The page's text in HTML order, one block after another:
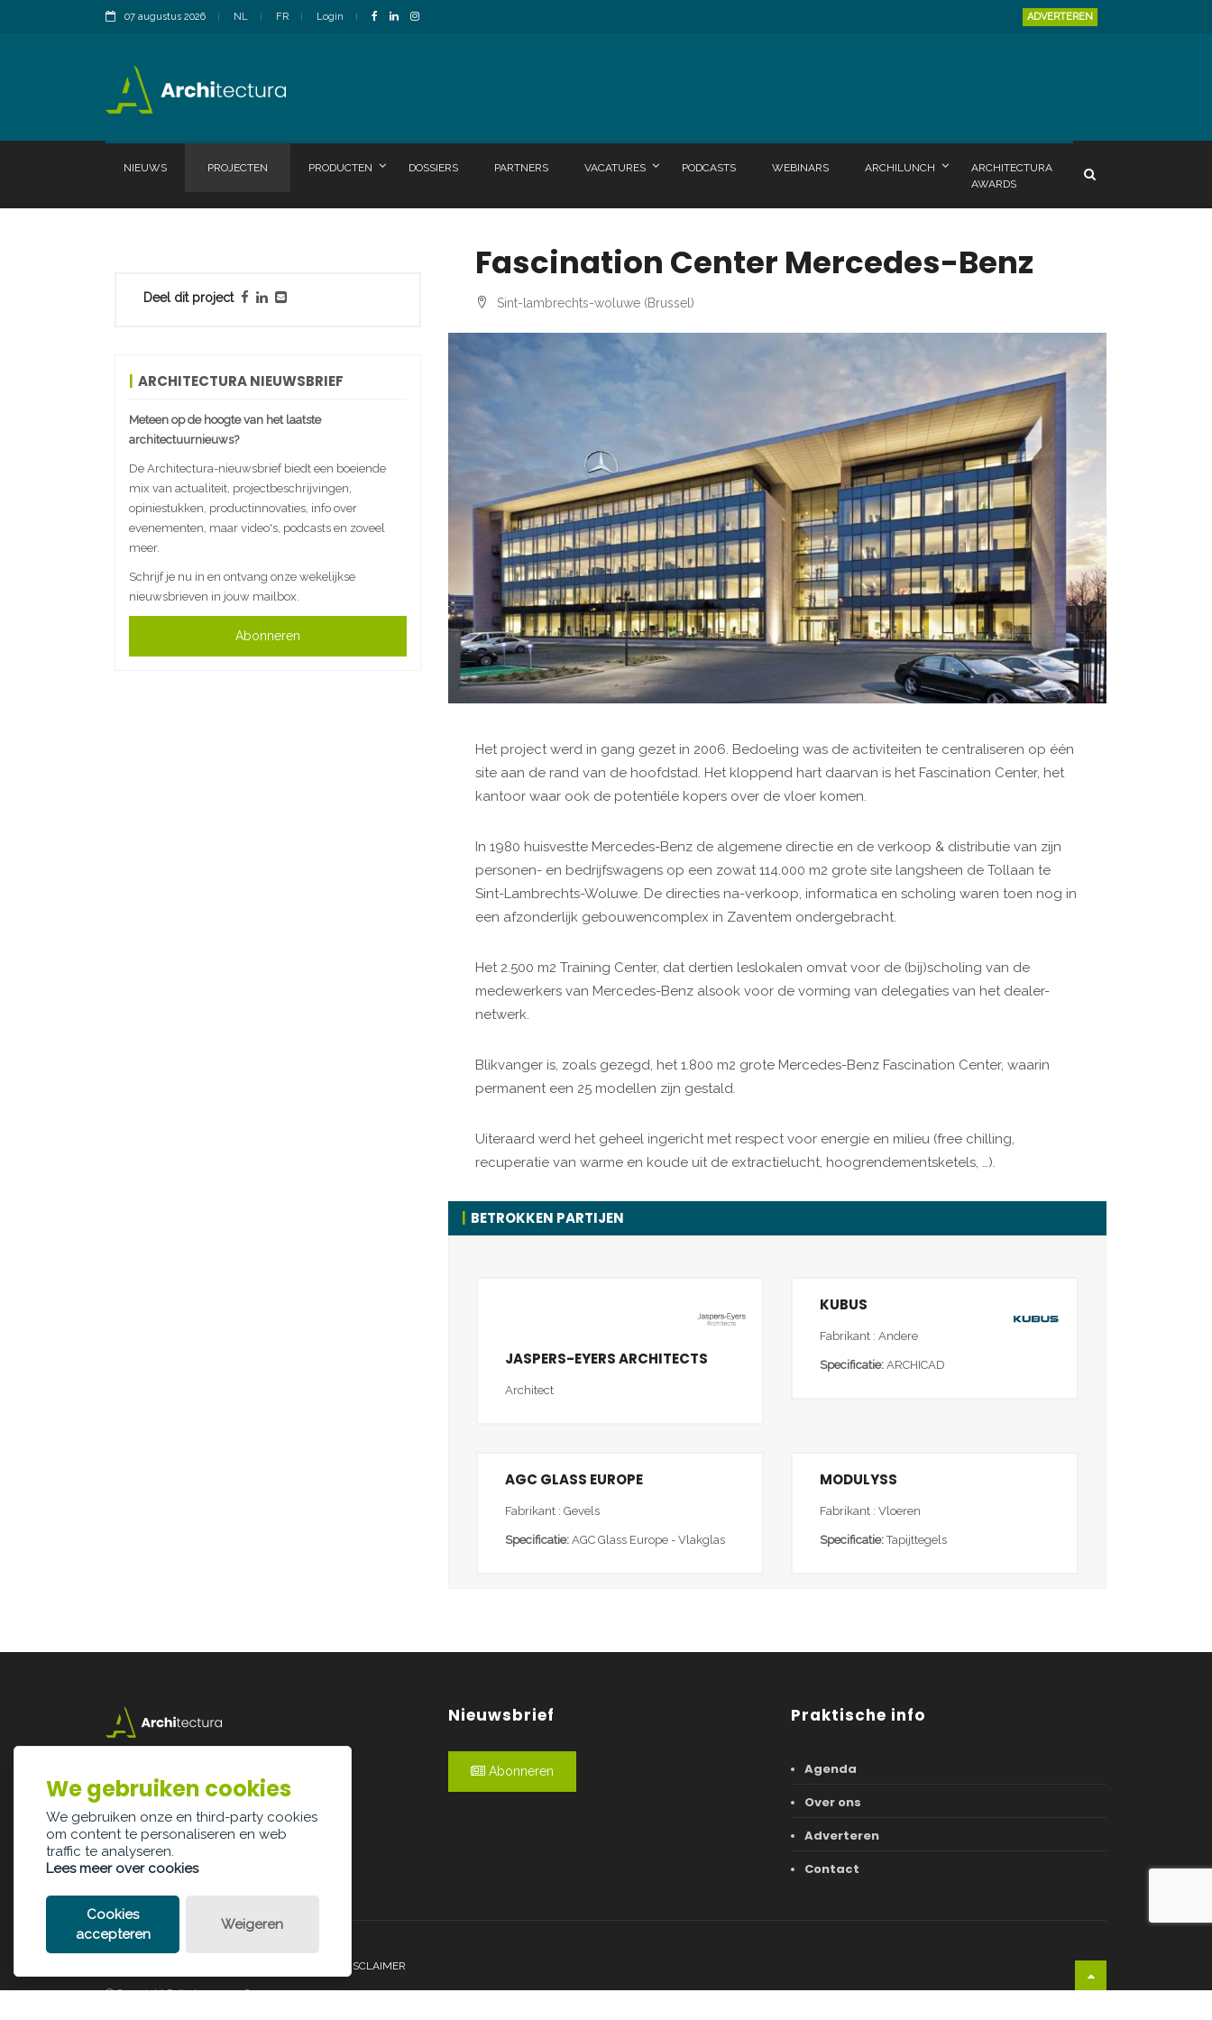
07 augustus 2026 NL FR Login ADVERTEREN
NIEUWS PROJECTEN PRODUCTEN DOSSIERS PARTNERS VACATURES PODCASTS WEBINARS ARCHILUNCH
ARCHITECTURA
AWARDS
Deel dit project
ARCHITECTURA NIEUWSBRIEF
Meteen op de hoogte van het laatste
architectuurnieuws?
De Architectura-nieuwsbrief biedt een boeiende
mix van actualiteit, projectbeschrijvingen,
opiniestukken, productinnovaties, info over
evenementen, maar video's, podcasts en zoveel
meer.
Schrijf je nu in en ontvang onze wekelijkse
nieuwsbrieven in jouw mailbox.
Abonneren
Fascination Center Mercedes-Benz
Sint-lambrechts-woluwe (Brussel)
Het project werd in gang gezet in 2006. Bedoeling was de activiteiten te centraliseren op één
site aan de rand van de hoofdstad. Het kloppend hart daarvan is het Fascination Center, het
kantoor waar ook de potentiële kopers over de vloer komen.
In 1980 huisvestte Mercedes-Benz de algemene directie en de verkoop & distributie van zijn
personen- en bedrijfswagens op een zowat 114.000 m2 grote site langsheen de Tollaan te
Sint-Lambrechts-Woluwe. De directies na-verkoop, informatica en scholing waren toen nog in
een afzonderlijk gebouwencomplex in Zaventem ondergebracht.
Het 2.500 m2 Training Center, dat dertien leslokalen omvat voor de (bij)scholing van de
medewerkers van Mercedes-Benz alsook voor de vorming van delegaties van het dealer-
netwerk.
Blikvanger is, zoals gezegd, het 1.800 m2 grote Mercedes-Benz Fascination Center, waarin
permanent een 25 modellen zijn gestald.
Uiteraard werd het geheel ingericht met respect voor energie en milieu (free chilling,
recuperatie van warme en koude uit de extractielucht, hoogrendementsketels, …).
BETROKKEN PARTIJEN
JASPERS-EYERS ARCHITECTS
Architect
KUBUS
Fabrikant : Andere
Specificatie: ARCHICAD
AGC GLASS EUROPE
Fabrikant : Gevels
Specificatie: AGC Glass Europe - Vlakglas
MODULYSS
Fabrikant : Vloeren
Specificatie:Tapijttegels
3500 Hasselt
info@architectura.be
Nieuwsbrief
Abonneren
Praktische info
Agenda
Over ons
Adverteren
Contact
LEGAL DISCLAIMER
© Copyright Palindroom 2026
We gebruiken cookies
We gebruiken onze en third-party cookies
om content te personaliseren en web
traffic te analyseren.
Lees meer over cookies
Cookies
accepteren
Weigeren